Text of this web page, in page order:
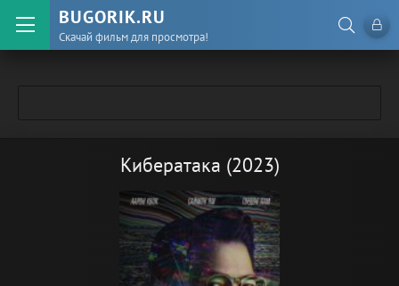
BUGORIK.RU
Скачай фильм для просмотра!
Кибератака (2023)